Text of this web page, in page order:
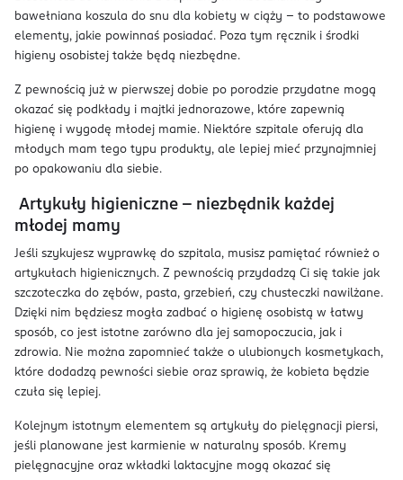
bawełniana koszula do snu dla kobiety w ciąży – to podstawowe
elementy, jakie powinnaś posiadać. Poza tym ręcznik i środki
higieny osobistej także będą niezbędne.
Z pewnością już w pierwszej dobie po porodzie przydatne mogą
okazać się podkłady i majtki jednorazowe, które zapewnią
higienę i wygodę młodej mamie. Niektóre szpitale oferują dla
młodych mam tego typu produkty, ale lepiej mieć przynajmniej
po opakowaniu dla siebie.
Artykuły higieniczne – niezbędnik każdej
młodej mamy
Jeśli szykujesz wyprawkę do szpitala, musisz pamiętać również o
artykułach higienicznych. Z pewnością przydadzą Ci się takie jak
szczoteczka do zębów, pasta, grzebień, czy chusteczki nawilżane.
Dzięki nim będziesz mogła zadbać o higienę osobistą w łatwy
sposób, co jest istotne zarówno dla jej samopoczucia, jak i
zdrowia. Nie można zapomnieć także o ulubionych kosmetykach,
które dodadzą pewności siebie oraz sprawią, że kobieta będzie
czuła się lepiej.
Kolejnym istotnym elementem są artykuły do pielęgnacji piersi,
jeśli planowane jest karmienie w naturalny sposób. Kremy
pielęgnacyjne oraz wkładki laktacyjne mogą okazać się